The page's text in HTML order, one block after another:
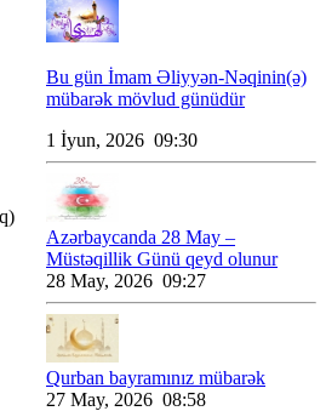
Bu gün İmam Əliyyən-Nəqinin(ə)
mübarək mövlud günüdür
1 İyun, 2026 09:30
Azərbaycanda 28 May –
Müstəqillik Günü qeyd olunur
28 May, 2026 09:27
Qurban bayramınız mübarək
27 May, 2026 08:58